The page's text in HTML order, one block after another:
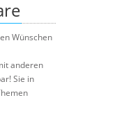
Wünschen
anderen
Sie in